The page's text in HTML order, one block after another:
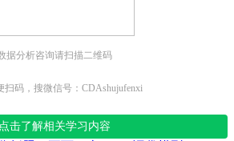
据分析咨询请扫描二维码
扫码，搜微信号：CDAshujufenxi
点击了解相关学习内容